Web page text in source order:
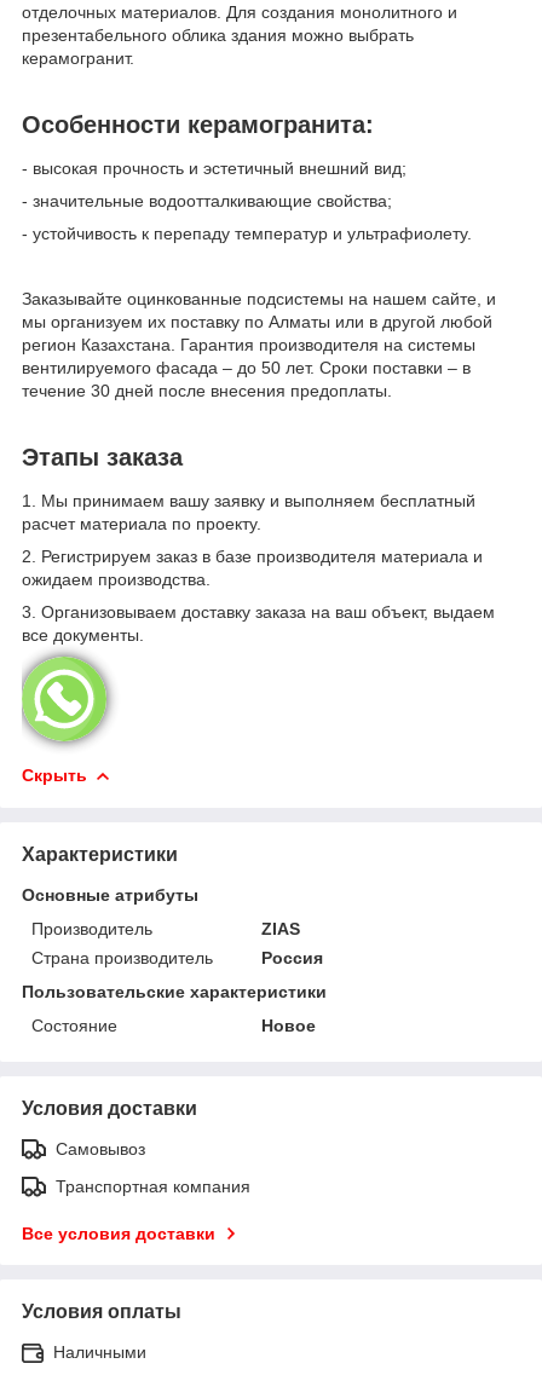
отделочных материалов. Для создания монолитного и
презентабельного облика здания можно выбрать
керамогранит.
Особенности керамогранита:
- высокая прочность и эстетичный внешний вид;
- значительные водоотталкивающие свойства;
- устойчивость к перепаду температур и ультрафиолету.
Заказывайте оцинкованные подсистемы на нашем сайте, и
мы организуем их поставку по Алматы или в другой любой
регион Казахстана. Гарантия производителя на системы
вентилируемого фасада – до 50 лет. Сроки поставки – в
течение 30 дней после внесения предоплаты.
Этапы заказа
1. Мы принимаем вашу заявку и выполняем бесплатный
расчет материала по проекту.
2. Регистрируем заказ в базе производителя материала и
ожидаем производства.
3. Организовываем доставку заказа на ваш объект, выдаем
все документы.
Скрыть
Характеристики
Основные атрибуты
Производитель
ZIAS
Страна производитель
Россия
Пользовательские характеристики
Состояние
Новое
Условия доставки
Самовывоз
Транспортная компания
Все условия доставки
Условия оплаты
Наличными